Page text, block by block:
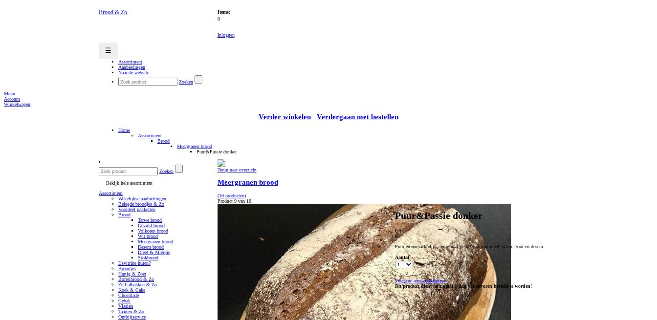
Brood & Zo
Items:
0
Inloggen
☰
Assortiment
Aanbiedingen
Naar de website
Zoeken
Menu
Account
Winkelwagen
Verder winkelen Verdergaan met bestellen
Home
Assortiment
Brood
Meergranen brood
Puur&Passie donker
Zoeken
Bekijk hele assortiment
Assortiment
Wekelijkse aanbiedingen
Belegde broodjes & Zo
Voordeel pakketten
Brood
Tarwe brood
Gevuld brood
Volkoren brood
Wit brood
Meergranen brood
Desem brood
Dieet & Allergie
Stokbrood
IJsvitrine huren?
Broodjes
Hartig & Zoet
Borrelbrood & Zo
Zelf afbakken & Zo
Koek & Cake
Chocolade
Gebak
Vlaaien
Taarten & Zo
Ontbijtservice
Terug naar overzicht
Meergranen brood
(10 producten)
Product 9 van 10
Puur&Passie donker
€ 3
85
Puur en ambachtelijk, terug naar de basis alleen meel, water, zout en desem.
Aantal
Voeg toe aan winkelmand
Dit product dient minimaal 1 dag van tevoren besteld te worden!